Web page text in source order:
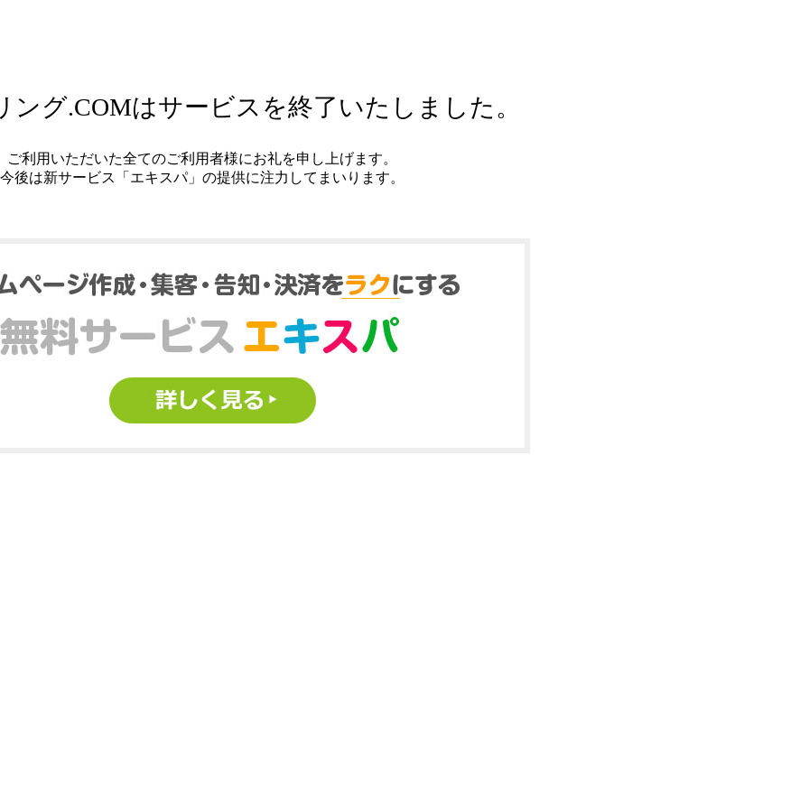
ング.COMはサービスを終了いたしました。
ご利用いただいた全てのご利用者様にお礼を申し上げます。
今後は新サービス「エキスパ」の提供に注力してまいります。